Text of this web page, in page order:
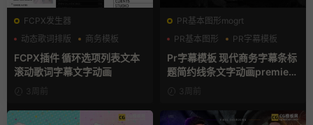
FCPX发生器
动态歌词排版
商务模板
字幕模板
FCPX插件 循环选项列表文本
滚动歌词字幕文字动画
3周前
PR基本图形mogrt
PR基本图形
PR字幕模板
商务模板
Pr字幕模板 现代商务字幕条标
题简约线条文字动画premiere
模板3周前